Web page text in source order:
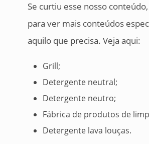
Se curtiu esse nosso
para ver mais conteúdos
aquilo que precisa. Veja aqui:
Grill;
Detergente neutral;
Detergente neutro;
Fábrica de produtos de
Detergente lava louças.